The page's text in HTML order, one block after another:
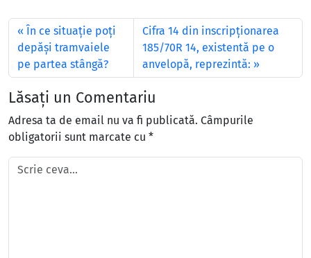
În ce situaţie poţi
depăşi tramvaiele
pe partea stângă?
Cifra 14 din inscripționarea
185/70R 14, existentă pe o
anvelopă, reprezintă:
Lăsați un Comentariu
Adresa ta de email nu va fi publicată. Câmpurile
obligatorii sunt marcate cu *